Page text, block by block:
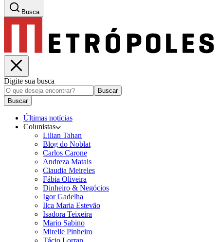
Busca
Digite sua busca
Buscar
Buscar
Últimas notícias
Colunistas
Lilian Tahan
Blog do Noblat
Carlos Carone
Andreza Matais
Claudia Meireles
Fábia Oliveira
Dinheiro & Negócios
Igor Gadelha
Ilca Maria Estevão
Isadora Teixeira
Mario Sabino
Mirelle Pinheiro
Tácio Lorran